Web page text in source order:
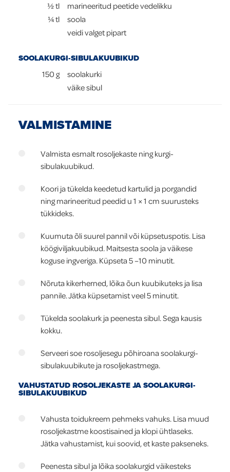
½tl
marineeritud peetide vedelikku
¼tl
soola
veidi valget pipart
SOOLAKURGI-SIBULAKUUBIKUD
150 g
soolakurki
väike sibul
VALMISTAMINE
Valmista esmalt rosoljekaste ning kurgi-
sibulakuubikud.
Koori ja tükelda keedetud kartulid ja porgandid
ning marineeritud peedid u 1 × 1 cm suurusteks
tükkideks.
Kuumuta õli suurel pannil või küpsetuspotis. Lisa
köögiviljakuubikud. Maitsesta soola ja väikese
koguse ingveriga. Küpseta 5 –10 minutit.
Nõruta kikerherned, lõika õun kuubikuteks ja lisa
pannile. Jätka küpsetamist veel 5 minutit.
Tükelda soolakurk ja peenesta sibul. Sega kausis
kokku.
Serveeri soe rosoljesegu põhiroana soolakurgi-
sibulakuubikute ja rosoljekastmega.
VAHUSTATUD ROSOLJEKASTE JA SOOLAKURGI-
SIBULAKUUBIKUD
Vahusta toidukreem pehmeks vahuks. Lisa muud
rosoljekastme koostisained ja klopi ühtlaseks.
Jätka vahustamist, kui soovid, et kaste pakseneks.
Peenesta sibul ja lõika soolakurgid väikesteks